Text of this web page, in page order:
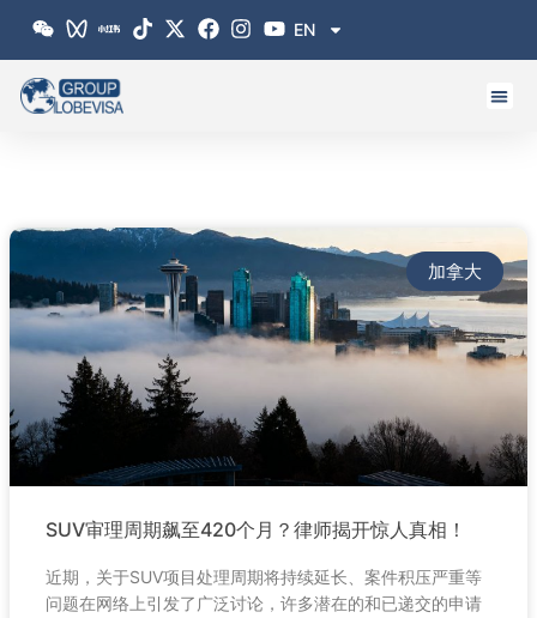
EN
加拿大
SUV审理周期飙至420个月？律师揭开惊人真相！
近期，关于SUV项目处理周期将持续延长、案件积压严重等
问题在网络上引发了广泛讨论，许多潜在的和已递交的申请
PagePage